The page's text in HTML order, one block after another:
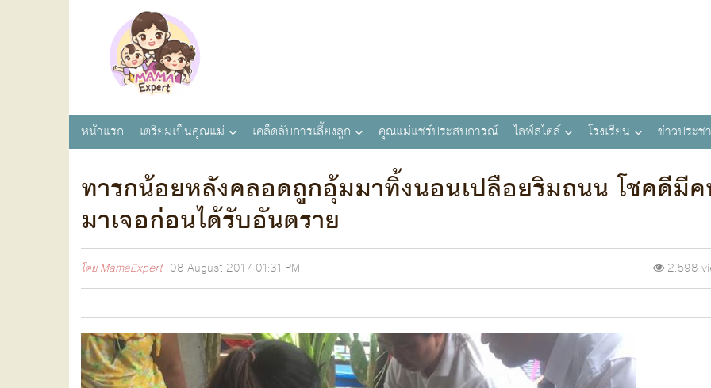
หน้าแรก เตรียมเป็นคุณแม่ เคล็ดลับการเลี้ยงลูก คุณแม่แชร์ประสบการณ์ ไลฟ์สไตล์ โรงเรียน ข่าวประ
ทารกน้อยหลังคลอดถูกอุ้มมาทิ้งนอนเปลือยริมถนน โชคดีมี
มาเจอก่อนได้รับอันตราย
โดยMamaExpert 08 August 2017 01:31 PM 2,598